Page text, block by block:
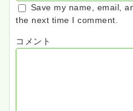
Save my name, email,
the next time I comment.
コメント